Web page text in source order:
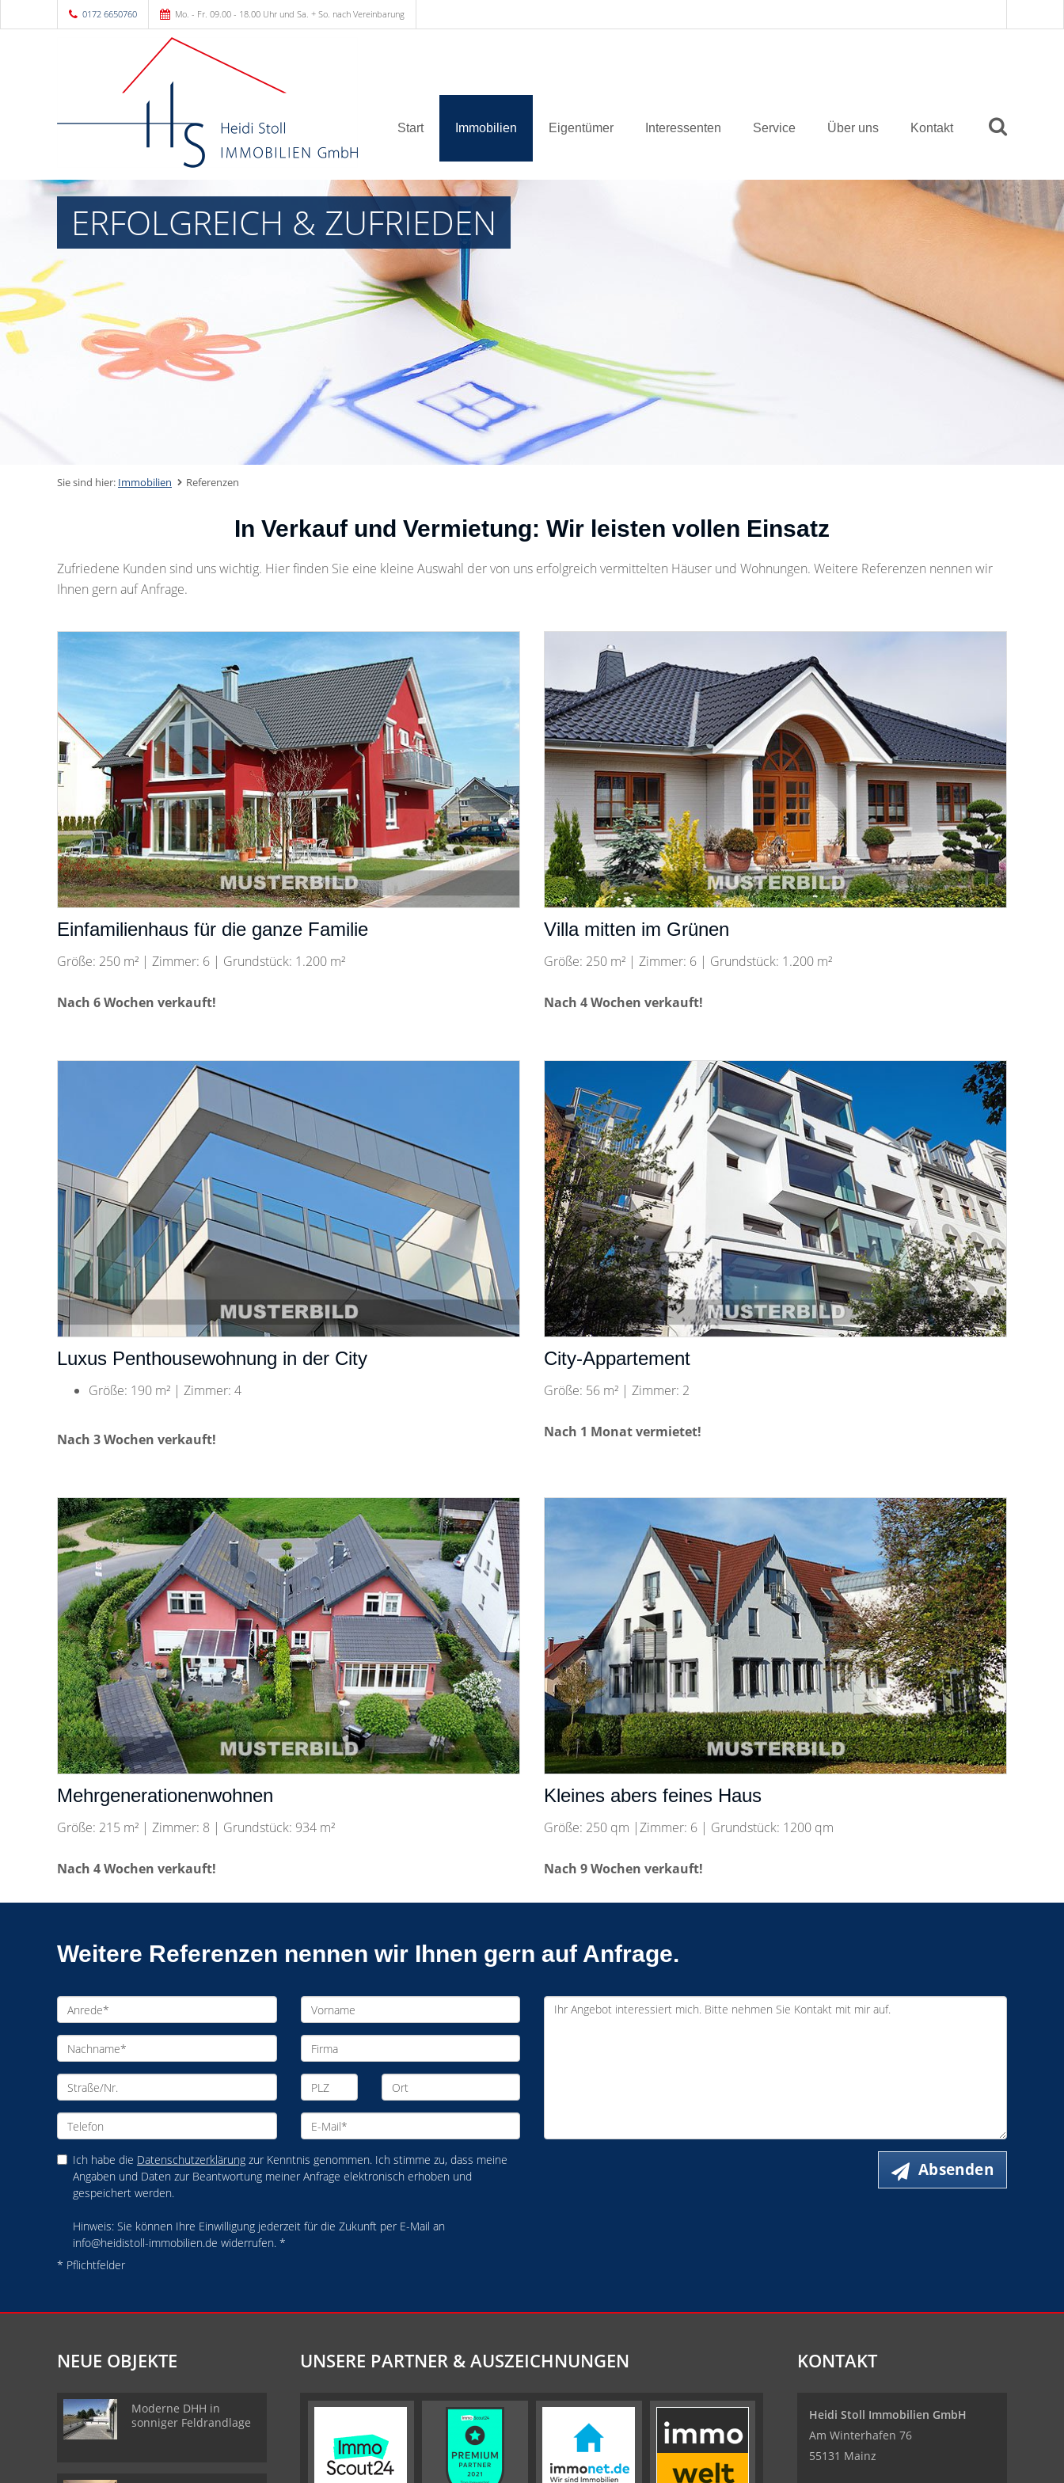
0172 6650760 Mo. - Fr. 09.00 - 18.00 Uhr und Sa. + So. nach Vereinbarung
Start Immobilien Eigentümer Interessenten Service Über uns Kontakt
ERFOLGREICH & ZUFRIEDEN
Sie sind hier: Immobilien Referenzen
In Verkauf und Vermietung: Wir leisten vollen Einsatz
Zufriedene Kunden sind uns wichtig. Hier finden Sie eine kleine Auswahl der von uns erfolgreich vermittelten Häuser und Wohnungen. Weitere Referenzen nennen wir
Ihnen gern auf Anfrage.
Einfamilienhaus für die ganze Familie
Größe: 250 m² | Zimmer: 6 | Grundstück: 1.200 m²
Nach 6 Wochen verkauft!
Villa mitten im Grünen
Größe: 250 m² | Zimmer: 6 | Grundstück: 1.200 m²
Nach 4 Wochen verkauft!
Luxus Penthousewohnung in der City
Größe: 190 m² | Zimmer: 4
Nach 3 Wochen verkauft!
City-Appartement
Größe: 56 m² | Zimmer: 2
Nach 1 Monat vermietet!
Mehrgenerationenwohnen
Größe: 215 m² | Zimmer: 8 | Grundstück: 934 m²
Nach 4 Wochen verkauft!
Kleines abers feines Haus
Größe: 250 qm |Zimmer: 6 | Grundstück: 1200 qm
Nach 9 Wochen verkauft!
Weitere Referenzen nennen wir Ihnen gern auf Anfrage.
Ich habe die Datenschutzerklärung zur Kenntnis genommen. Ich stimme zu, dass meine
Angaben und Daten zur Beantwortung meiner Anfrage elektronisch erhoben und
gespeichert werden.
Hinweis: Sie können Ihre Einwilligung jederzeit für die Zukunft per E-Mail an
info@heidistoll-immobilien.de widerrufen. *
* Pflichtfelder
Absenden
NEUE OBJEKTE
Moderne DHH in
sonniger Feldrandlage
UNSERE PARTNER & AUSZEICHNUNGEN KONTAKT
Heidi Stoll Immobilien GmbH
Am Winterhafen 76
55131 Mainz